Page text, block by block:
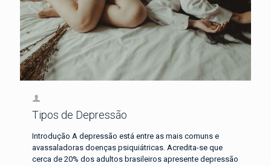
Tipos de Depressão
Introdução A depressão está entre as mais comuns e
avassaladoras doenças psiquiátricas. Acredita-se que
cerca de 20% dos adultos brasileiros apresente depressão